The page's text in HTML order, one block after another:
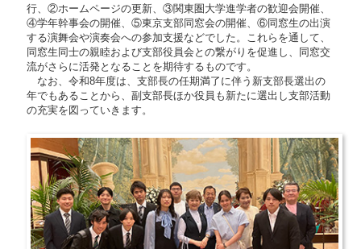
行、②ホームページの更新、③関東圏大学進学者の歓迎会開催、
④学年幹事会の開催、⑤東京支部同窓会の開催、⑥同窓生の出演
する演舞会や演奏会への参加支援などでした。これらを通して、
同窓生同士の親睦および支部役員会との繋がりを促進し、同窓交
流がさらに活発となることを期待するものです。
なお、令和8年度は、支部長の任期満了に伴う新支部長選出の
年でもあることから、副支部長ほか役員も新たに選出し支部活動
の充実を図っていきます。